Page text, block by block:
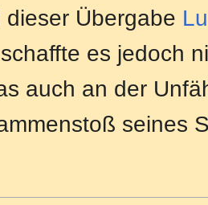
Übergabe
es jedoch
auch an der
seines